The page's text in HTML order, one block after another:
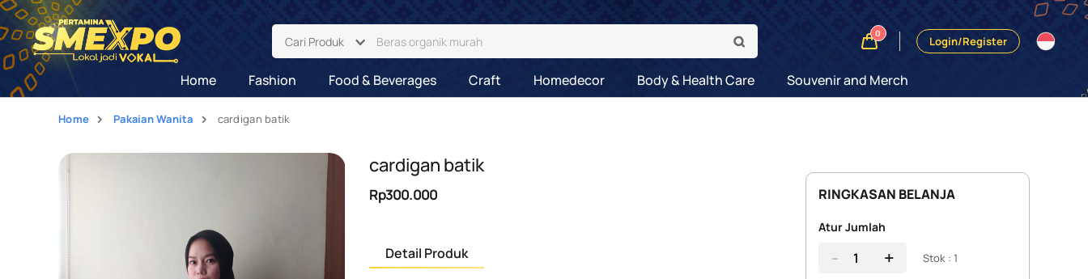
Cari Produk
0
Login/Register
Home Fashion Food & Beverages Craft Homedecor Body & Health Care Souvenir and Merch
Home Pakaian Wanita cardigan batik
cardigan batik
Rp300.000
Detail Produk
RINGKASAN BELANJA
Atur Jumlah
- + Stok : 1